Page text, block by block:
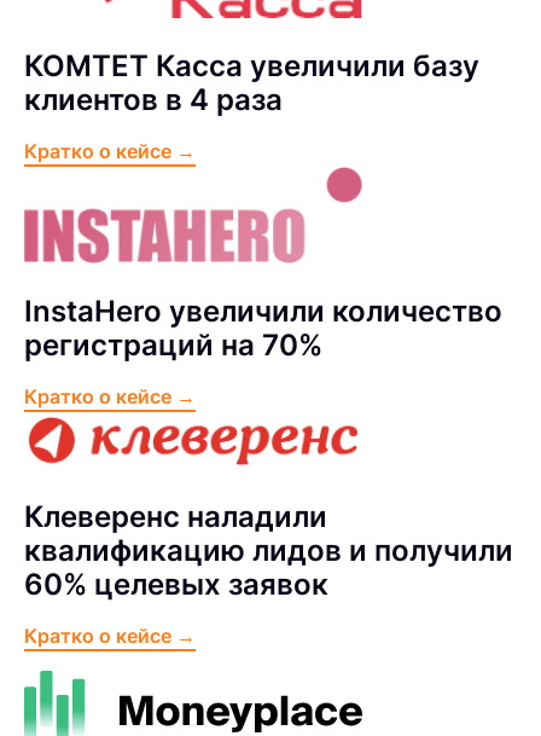
КОМТЕТ Касса увеличили базу
клиентов в 4 раза
Кратко о кейсе →
InstaHero увеличили количество
регистраций на 70%
Кратко о кейсе →
Клеверенс наладили
квалификацию лидов и получили
60% целевых заявок
Кратко о кейсе →